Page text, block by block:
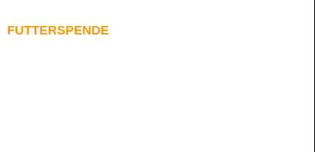
FUTTERSPENDE